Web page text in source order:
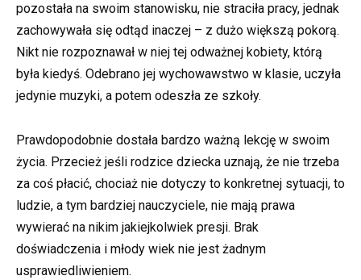
pozostała na swoim stanowisku, nie straciła pracy, jednak
zachowywała się odtąd inaczej – z dużo większą pokorą.
Nikt nie rozpoznawał w niej tej odważnej kobiety, którą
była kiedyś. Odebrano jej wychowawstwo w klasie, uczyła
jedynie muzyki, a potem odeszła ze szkoły.
Prawdopodobnie dostała bardzo ważną lekcję w swoim
życia. Przecież jeśli rodzice dziecka uznają, że nie trzeba
za coś płacić, chociaż nie dotyczy to konkretnej sytuacji, to
ludzie, a tym bardziej nauczyciele, nie mają prawa
wywierać na nikim jakiejkolwiek presji. Brak
doświadczenia i młody wiek nie jest żadnym
usprawiedliwieniem.